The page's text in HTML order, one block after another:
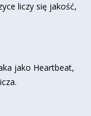
liczy się jakość,
jako Heartbeat,